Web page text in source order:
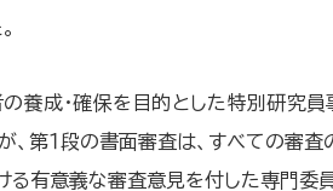
養成・確保を目的とした特別研究
、第１段の書面審査は、すべての審
有意義な審査意見を付した専門委